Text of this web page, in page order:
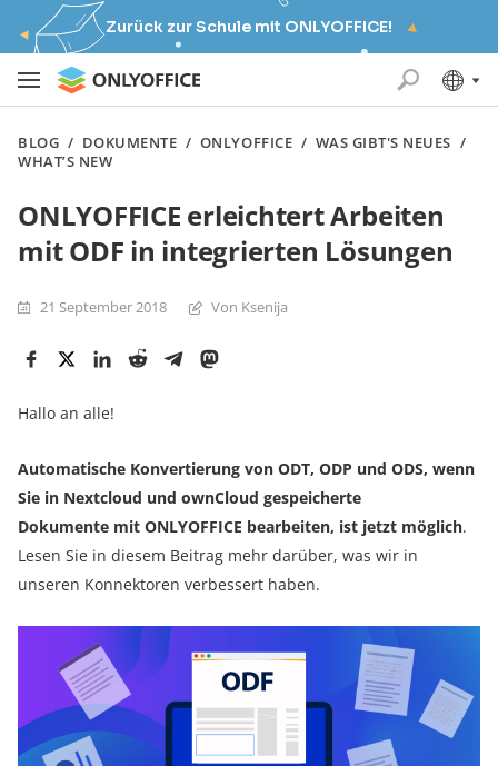
Zurück zur Schule mit ONLYOFFICE!
BLOG / DOKUMENTE / ONLYOFFICE / WAS GIBT'S NEUES /
WHAT’S NEW
ONLYOFFICE erleichtert Arbeiten
mit ODF in integrierten Lösungen
21 September 2018 Von Ksenija
Hallo an alle!
Automatische Konvertierung von ODT, ODP und ODS, wenn
Sie in Nextcloud und ownCloud gespeicherte
Dokumente mit ONLYOFFICE bearbeiten, ist jetzt möglich.
Lesen Sie in diesem Beitrag mehr darüber, was wir in
unseren Konnektoren verbessert haben.